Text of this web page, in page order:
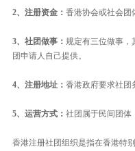
2、注册资金： 香港协会或社会团
3、社团做事： 规定有三位做事，
团申请人自己提供。
4、注册地址： 香港政府要求社团
5、运营方式： 社团属于民间团体
香港注册社团组织是指在香港特